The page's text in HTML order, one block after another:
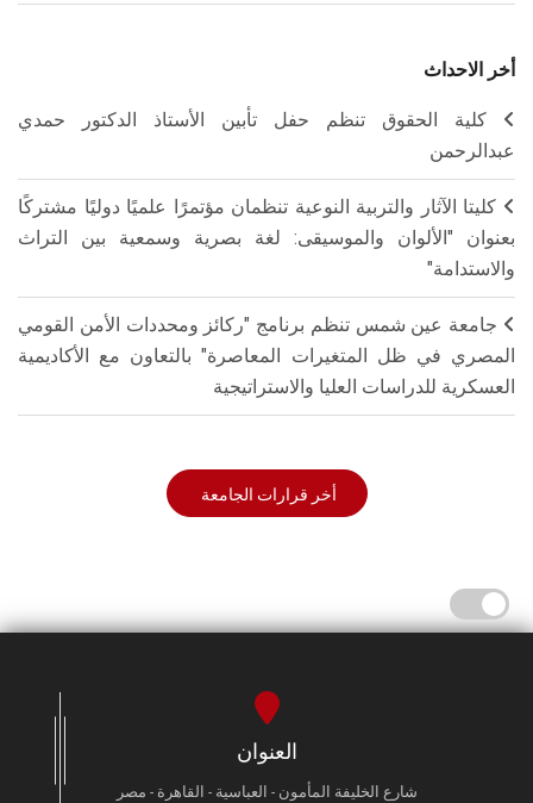
أخر الاحداث
كلية الحقوق تنظم حفل تأبين الأستاذ الدكتور حمدي
عبدالرحمن
كليتا الآثار والتربية النوعية تنظمان مؤتمرًا علميًا دوليًا مشتركًا
بعنوان "الألوان والموسيقى: لغة بصرية وسمعية بين التراث
والاستدامة"
جامعة عين شمس تنظم برنامج "ركائز ومحددات الأمن القومي
المصري في ظل المتغيرات المعاصرة" بالتعاون مع الأكاديمية
العسكرية للدراسات العليا والاستراتيجية
أخر قرارات الجامعة
العنوان
شارع الخليفة المأمون - العباسية - القاهرة - مصر